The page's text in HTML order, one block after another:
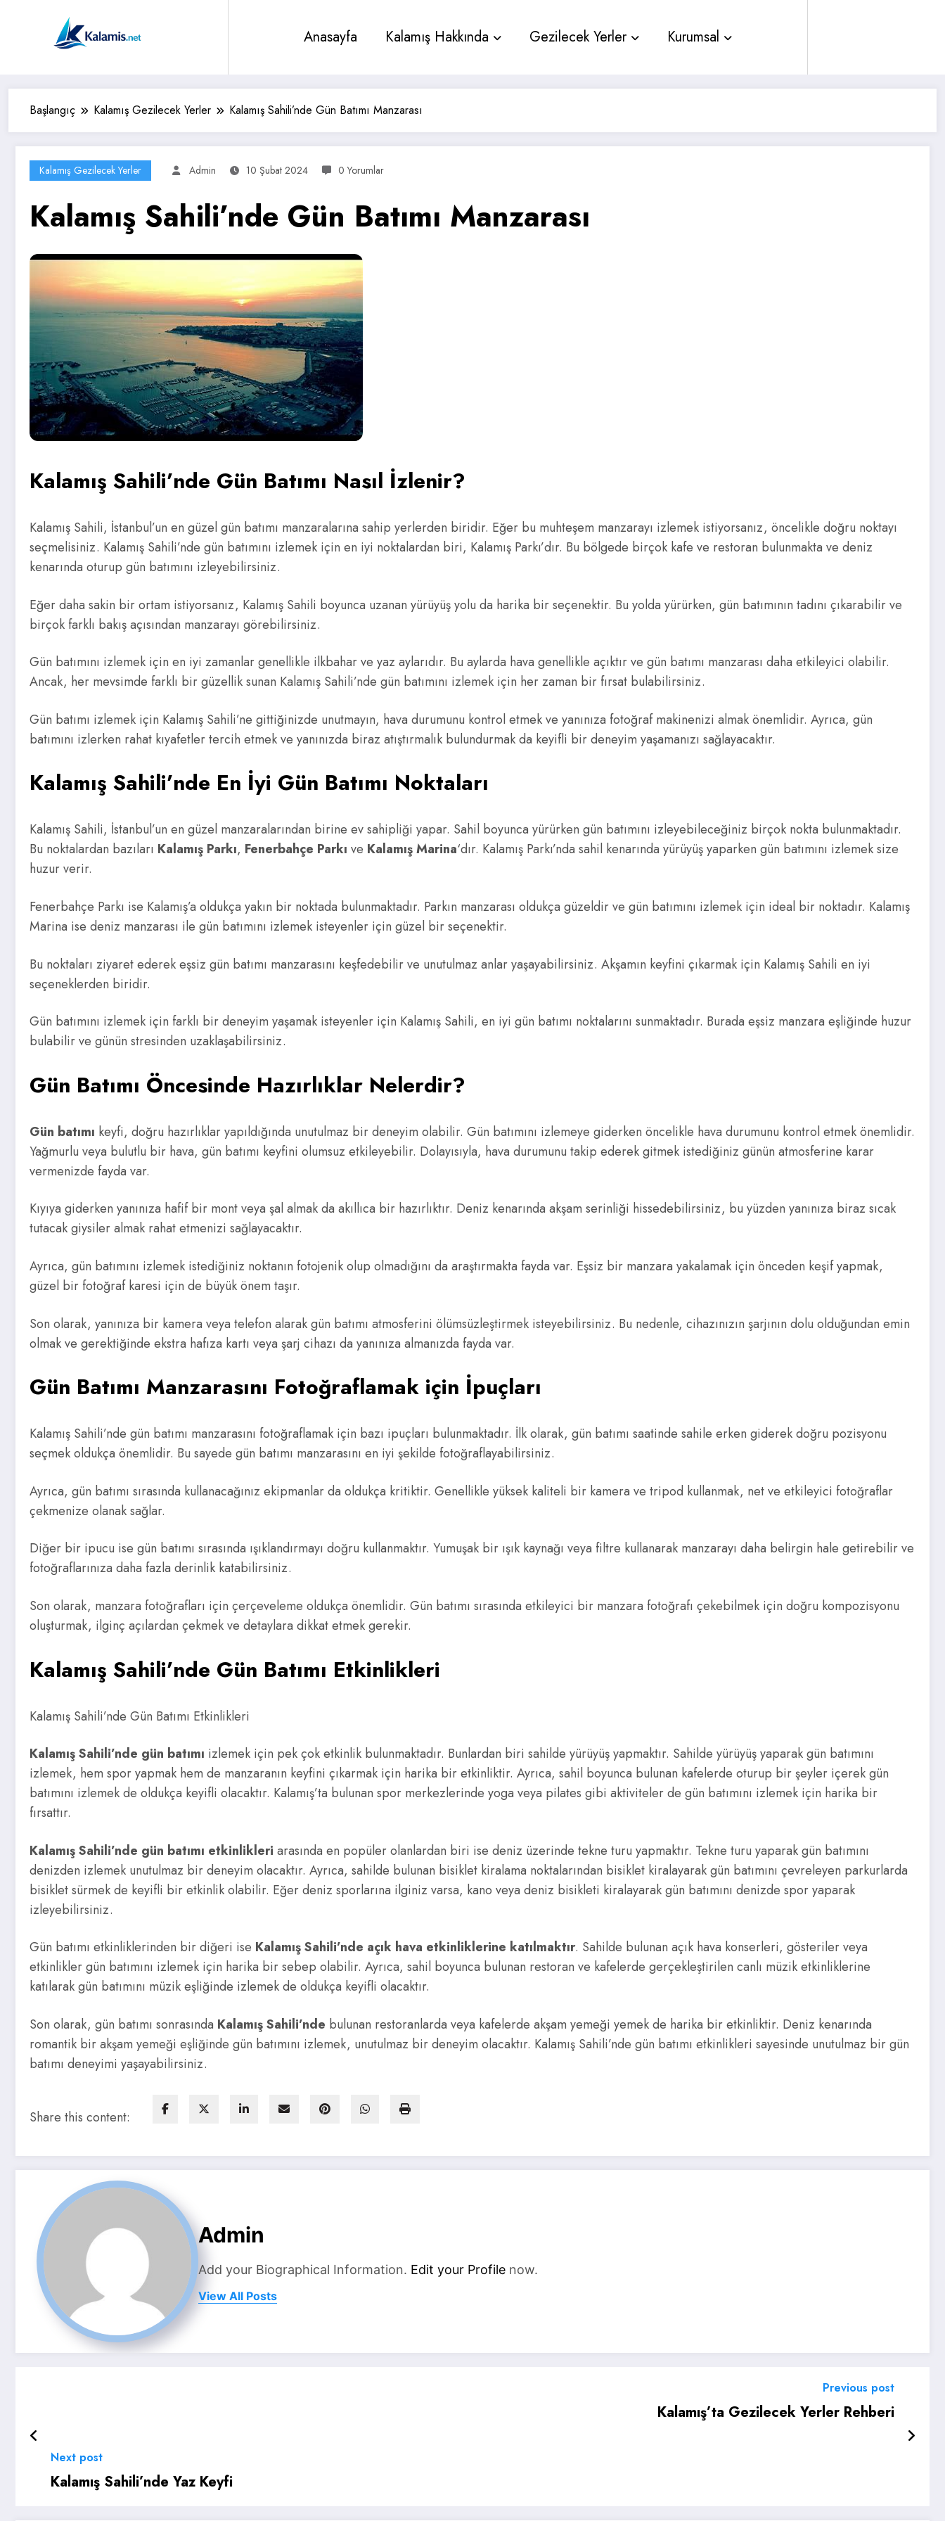
Anasayfa Kalamış Hakkında Gezilecek Yerler Kurumsal
Başlangıç Kalamış Gezilecek Yerler Kalamış Sahili’nde Gün Batımı Manzarası
Kalamış Gezilecek Yerler Admin 10 Şubat 2024 0 Yorumlar
Kalamış Sahili’nde Gün Batımı Manzarası
Kalamış Sahili’nde Gün Batımı Nasıl İzlenir?
Kalamış Sahili, İstanbul’un en güzel gün batımı manzaralarına sahip yerlerden biridir. Eğer bu muhteşem manzarayı izlemek istiyorsanız, öncelikle doğru noktayı
seçmelisiniz. Kalamış Sahili’nde gün batımını izlemek için en iyi noktalardan biri, Kalamış Parkı’dır. Bu bölgede birçok kafe ve restoran bulunmakta ve deniz
kenarında oturup gün batımını izleyebilirsiniz.
Eğer daha sakin bir ortam istiyorsanız, Kalamış Sahili boyunca uzanan yürüyüş yolu da harika bir seçenektir. Bu yolda yürürken, gün batımının tadını çıkarabilir ve
birçok farklı bakış açısından manzarayı görebilirsiniz.
Gün batımını izlemek için en iyi zamanlar genellikle ilkbahar ve yaz aylarıdır. Bu aylarda hava genellikle açıktır ve gün batımı manzarası daha etkileyici olabilir.
Ancak, her mevsimde farklı bir güzellik sunan Kalamış Sahili’nde gün batımını izlemek için her zaman bir fırsat bulabilirsiniz.
Gün batımı izlemek için Kalamış Sahili’ne gittiğinizde unutmayın, hava durumunu kontrol etmek ve yanınıza fotoğraf makinenizi almak önemlidir. Ayrıca, gün
batımını izlerken rahat kıyafetler tercih etmek ve yanınızda biraz atıştırmalık bulundurmak da keyifli bir deneyim yaşamanızı sağlayacaktır.
Kalamış Sahili’nde En İyi Gün Batımı Noktaları
Kalamış Sahili, İstanbul’un en güzel manzaralarından birine ev sahipliği yapar. Sahil boyunca yürürken gün batımını izleyebileceğiniz birçok nokta bulunmaktadır.
Bu noktalardan bazıları Kalamış Parkı, Fenerbahçe Parkı ve Kalamış Marina‘dır. Kalamış Parkı’nda sahil kenarında yürüyüş yaparken gün batımını izlemek size
huzur verir.
Fenerbahçe Parkı ise Kalamış’a oldukça yakın bir noktada bulunmaktadır. Parkın manzarası oldukça güzeldir ve gün batımını izlemek için ideal bir noktadır. Kalamış
Marina ise deniz manzarası ile gün batımını izlemek isteyenler için güzel bir seçenektir.
Bu noktaları ziyaret ederek eşsiz gün batımı manzarasını keşfedebilir ve unutulmaz anlar yaşayabilirsiniz. Akşamın keyfini çıkarmak için Kalamış Sahili en iyi
seçeneklerden biridir.
Gün batımını izlemek için farklı bir deneyim yaşamak isteyenler için Kalamış Sahili, en iyi gün batımı noktalarını sunmaktadır. Burada eşsiz manzara eşliğinde huzur
bulabilir ve günün stresinden uzaklaşabilirsiniz.
Gün Batımı Öncesinde Hazırlıklar Nelerdir?
Gün batımı keyfi, doğru hazırlıklar yapıldığında unutulmaz bir deneyim olabilir. Gün batımını izlemeye giderken öncelikle hava durumunu kontrol etmek önemlidir.
Yağmurlu veya bulutlu bir hava, gün batımı keyfini olumsuz etkileyebilir. Dolayısıyla, hava durumunu takip ederek gitmek istediğiniz günün atmosferine karar
vermenizde fayda var.
Kıyıya giderken yanınıza hafif bir mont veya şal almak da akıllıca bir hazırlıktır. Deniz kenarında akşam serinliği hissedebilirsiniz, bu yüzden yanınıza biraz sıcak
tutacak giysiler almak rahat etmenizi sağlayacaktır.
Ayrıca, gün batımını izlemek istediğiniz noktanın fotojenik olup olmadığını da araştırmakta fayda var. Eşsiz bir manzara yakalamak için önceden keşif yapmak,
güzel bir fotoğraf karesi için de büyük önem taşır.
Son olarak, yanınıza bir kamera veya telefon alarak gün batımı atmosferini ölümsüzleştirmek isteyebilirsiniz. Bu nedenle, cihazınızın şarjının dolu olduğundan emin
olmak ve gerektiğinde ekstra hafıza kartı veya şarj cihazı da yanınıza almanızda fayda var.
Gün Batımı Manzarasını Fotoğraflamak için İpuçları
Kalamış Sahili’nde gün batımı manzarasını fotoğraflamak için bazı ipuçları bulunmaktadır. İlk olarak, gün batımı saatinde sahile erken giderek doğru pozisyonu
seçmek oldukça önemlidir. Bu sayede gün batımı manzarasını en iyi şekilde fotoğraflayabilirsiniz.
Ayrıca, gün batımı sırasında kullanacağınız ekipmanlar da oldukça kritiktir. Genellikle yüksek kaliteli bir kamera ve tripod kullanmak, net ve etkileyici fotoğraflar
çekmenize olanak sağlar.
Diğer bir ipucu ise gün batımı sırasında ışıklandırmayı doğru kullanmaktır. Yumuşak bir ışık kaynağı veya filtre kullanarak manzarayı daha belirgin hale getirebilir ve
fotoğraflarınıza daha fazla derinlik katabilirsiniz.
Son olarak, manzara fotoğrafları için çerçeveleme oldukça önemlidir. Gün batımı sırasında etkileyici bir manzara fotoğrafı çekebilmek için doğru kompozisyonu
oluşturmak, ilginç açılardan çekmek ve detaylara dikkat etmek gerekir.
Kalamış Sahili’nde Gün Batımı Etkinlikleri
Kalamış Sahili’nde Gün Batımı Etkinlikleri
Kalamış Sahili’nde gün batımı izlemek için pek çok etkinlik bulunmaktadır. Bunlardan biri sahilde yürüyüş yapmaktır. Sahilde yürüyüş yaparak gün batımını
izlemek, hem spor yapmak hem de manzaranın keyfini çıkarmak için harika bir etkinliktir. Ayrıca, sahil boyunca bulunan kafelerde oturup bir şeyler içerek gün
batımını izlemek de oldukça keyifli olacaktır. Kalamış’ta bulunan spor merkezlerinde yoga veya pilates gibi aktiviteler de gün batımını izlemek için harika bir
fırsattır.
Kalamış Sahili’nde gün batımı etkinlikleri arasında en popüler olanlardan biri ise deniz üzerinde tekne turu yapmaktır. Tekne turu yaparak gün batımını
denizden izlemek unutulmaz bir deneyim olacaktır. Ayrıca, sahilde bulunan bisiklet kiralama noktalarından bisiklet kiralayarak gün batımını çevreleyen parkurlarda
bisiklet sürmek de keyifli bir etkinlik olabilir. Eğer deniz sporlarına ilginiz varsa, kano veya deniz bisikleti kiralayarak gün batımını denizde spor yaparak
izleyebilirsiniz.
Gün batımı etkinliklerinden bir diğeri ise Kalamış Sahili’nde açık hava etkinliklerine katılmaktır. Sahilde bulunan açık hava konserleri, gösteriler veya
etkinlikler gün batımını izlemek için harika bir sebep olabilir. Ayrıca, sahil boyunca bulunan restoran ve kafelerde gerçekleştirilen canlı müzik etkinliklerine
katılarak gün batımını müzik eşliğinde izlemek de oldukça keyifli olacaktır.
Son olarak, gün batımı sonrasında Kalamış Sahili’nde bulunan restoranlarda veya kafelerde akşam yemeği yemek de harika bir etkinliktir. Deniz kenarında
romantik bir akşam yemeği eşliğinde gün batımını izlemek, unutulmaz bir deneyim olacaktır. Kalamış Sahili’nde gün batımı etkinlikleri sayesinde unutulmaz bir gün
batımı deneyimi yaşayabilirsiniz.
Share this content:
Admin
Add your Biographical Information. Edit your Profile now.
View All Posts
Previous post
Kalamış’ta Gezilecek Yerler Rehberi
Next post
Kalamış Sahili’nde Yaz Keyfi